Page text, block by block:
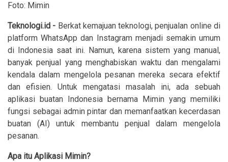
Foto: Mimin
Teknologi.id - Berkat kemajuan teknologi, penjualan online di
platform WhatsApp dan Instagram menjadi semakin umum
di Indonesia saat ini. Namun, karena sistem yang manual,
banyak penjual yang menghabiskan waktu dan mengalami
kendala dalam mengelola pesanan mereka secara efektif
dan efisien. Untuk mengatasi masalah ini, ada sebuah
aplikasi buatan Indonesia bernama Mimin yang memiliki
fungsi sebagai admin pintar dan memanfaatkan kecerdasan
buatan (AI) untuk membantu penjual dalam mengelola
pesanan.
Apa itu Aplikasi Mimin?